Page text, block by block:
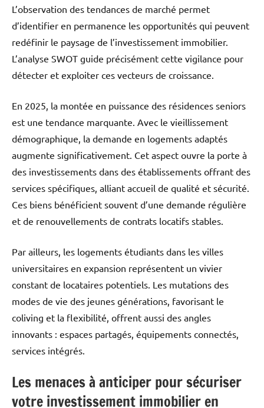
L’observation des tendances de marché permet
d’identifier en permanence les opportunités qui peuvent
redéfinir le paysage de l’investissement immobilier.
L’analyse SWOT guide précisément cette vigilance pour
détecter et exploiter ces vecteurs de croissance.
En 2025, la montée en puissance des résidences seniors
est une tendance marquante. Avec le vieillissement
démographique, la demande en logements adaptés
augmente significativement. Cet aspect ouvre la porte à
des investissements dans des établissements offrant des
services spécifiques, alliant accueil de qualité et sécurité.
Ces biens bénéficient souvent d’une demande régulière
et de renouvellements de contrats locatifs stables.
Par ailleurs, les logements étudiants dans les villes
universitaires en expansion représentent un vivier
constant de locataires potentiels. Les mutations des
modes de vie des jeunes générations, favorisant le
coliving et la flexibilité, offrent aussi des angles
innovants : espaces partagés, équipements connectés,
services intégrés.
Les menaces à anticiper pour sécuriser
votre investissement immobilier en